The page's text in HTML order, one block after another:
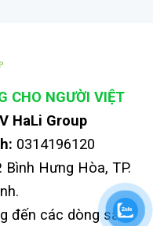
CHO NGƯỜI VIỆT
HaLi Group
0314196120
Bình Hưng Hòa, TP.
đến các dòng sản